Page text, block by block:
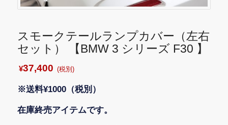
スモークテールランプカバー（左右
セット） 【BMW 3 シリーズ F30 】
¥37,400 (税別)
※送料¥1000（税別）
在庫終売アイテムです。